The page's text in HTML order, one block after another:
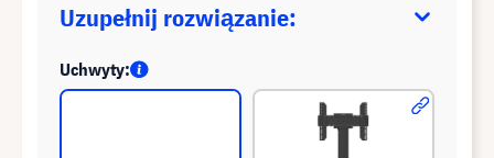
Uzupełnij rozwiązanie:
Uchwyty: